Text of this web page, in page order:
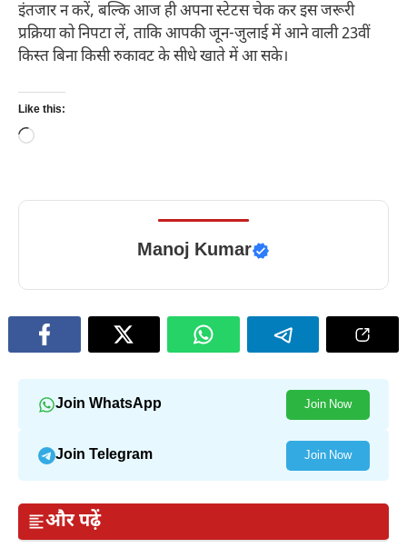
इंतजार न करें, बल्कि आज ही अपना स्टेटस चेक कर इस जरूरी
प्रक्रिया को निपटा लें, ताकि आपकी जून-जुलाई में आने वाली 23वीं
किस्त बिना किसी रुकावट के सीधे खाते में आ सके।
Like this:
Loading…
Manoj Kumar
Join WhatsApp Join Now
Join Telegram Join Now
और पढ़ें